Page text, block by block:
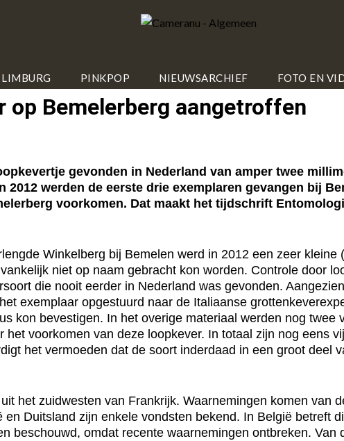
PINKPOP NIEUWSARCHIEF FOTO EN
op Bemelerberg aangetroffen
gevonden in Nederland van amper twee
werden de eerste drie exemplaren gevangen bij
voorkomen. Dat maakt het tijdschrift
Winkelberg bij Bemelen werd in 2012 een zeer kleine
niet op naam gebracht kon worden. Controle door
die nooit eerder in Nederland was gevonden.
exemplaar opgestuurd naar de Italiaanse
kon bevestigen. In het overige materiaal werden nog twee
voorkomen van deze loopkever. In totaal zijn nog eens
het vermoeden dat de soort inderdaad in een groot deel
het zuidwesten van Frankrijk. Waarnemingen komen van
Duitsland zijn enkele vondsten bekend. In België betreft
beschouwd, omdat recente waarnemingen ontbreken. Van